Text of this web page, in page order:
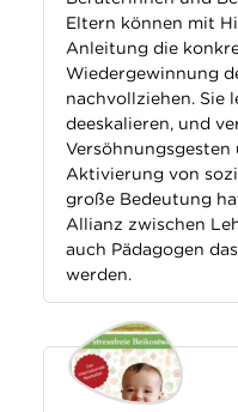
Eltern können mit
Anleitung die
Wiedergewinnung
nachvollziehen. Sie
deeskalieren, und
Versöhnungsgesten
Aktivierung von
große Bedeutung
Allianz zwischen
auch Pädagogen
werden.